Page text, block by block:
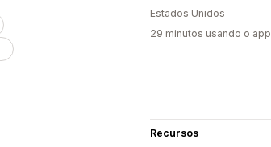
Estados Unidos
29 minutos usando o app
Recursos